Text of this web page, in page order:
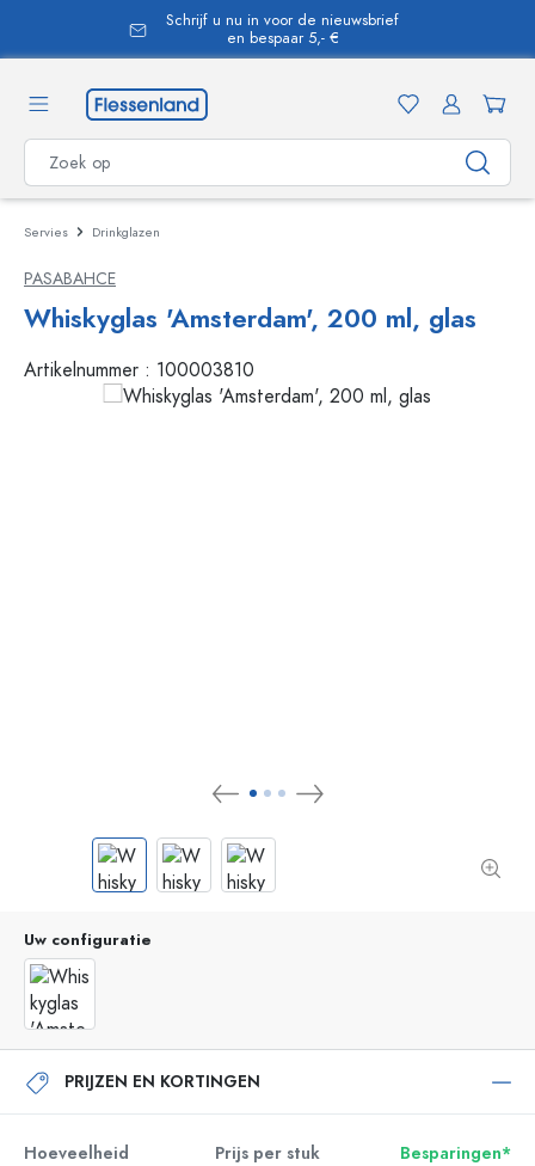
Schrijf u nu in voor de nieuwsbrief
en bespaar 5,- €
Servies Drinkglazen
PASABAHCE
Whiskyglas 'Amsterdam', 200 ml, glas
Artikelnummer : 100003810
Uw configuratie
PRIJZEN EN KORTINGEN
Hoeveelheid Prijs per stuk
Besparingen*